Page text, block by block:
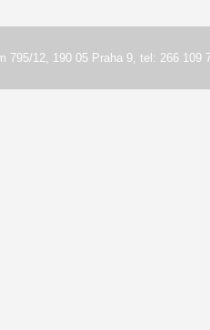
795/12, 190 05 Praha 9, tel: 266 109